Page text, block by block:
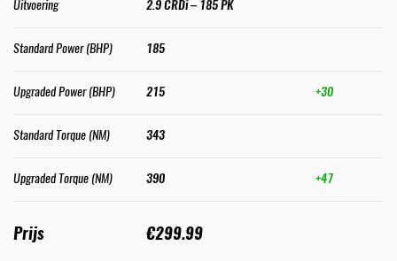
Uitvoering 2.9 CRDi – 185 PK
Standard Power (BHP) 185
Upgraded Power (BHP) 215 +30
Standard Torque (NM) 343
Upgraded Torque (NM) 390 +47
Prijs €299.99